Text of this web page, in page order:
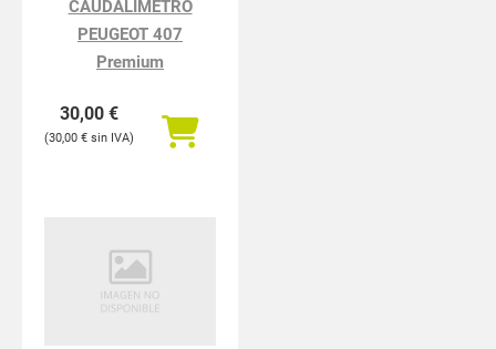
CAUDALIMETRO
PEUGEOT 407
Premium
30,00 €
30,00 €